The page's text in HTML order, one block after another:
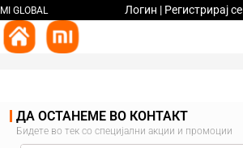
MI GLOBAL Логин | Регистрирај се
ДА ОСТАНЕМЕ ВО КОНТАКТ
Бидете во тек со специјални акции и промоции